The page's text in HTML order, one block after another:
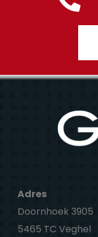
Adres
Doornhoek 3905
5465 TC Veghel